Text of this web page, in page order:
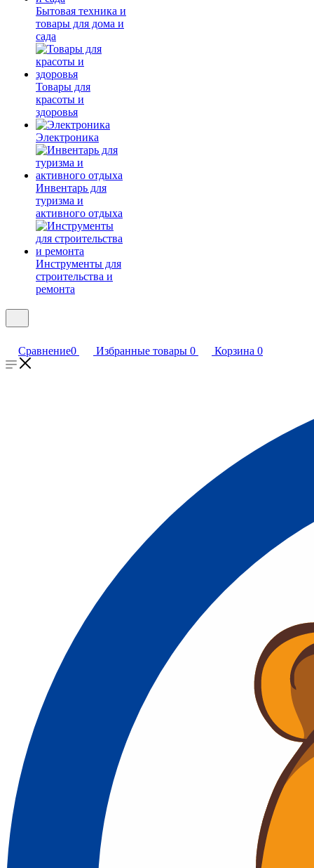
Бытовая техника и
товары для дома и
сада
Товары для
красоты и
здоровья
Электроника
Инвентарь для
туризма и
активного отдыха
Инструменты для
строительства и
ремонта
Сравнение0 Избранные товары 0 Корзина 0